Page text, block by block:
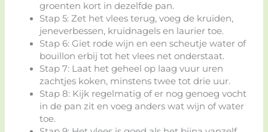
groenten kort in dezelfde pan.
Stap 5: Zet het vlees terug, voeg de kruiden,
jeneverbessen, kruidnagels en laurier toe.
Stap 6: Giet rode wijn en een scheutje water of
bouillon erbij tot het vlees net onderstaat.
Stap 7: Laat het geheel op laag vuur uren
zachtjes koken, minstens twee tot drie uur.
Stap 8: Kijk regelmatig of er nog genoeg vocht
in de pan zit en voeg anders wat wijn of water
toe.